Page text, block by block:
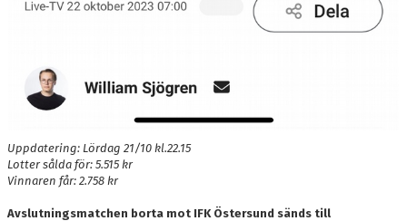
Uppdatering: Lördag 21/10 kl.22.15
Lotter sålda för: 5.515 kr
Vinnaren får: 2.758 kr
Avslutningsmatchen borta mot IFK Östersund sänds till